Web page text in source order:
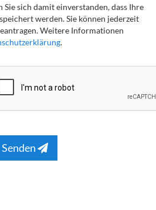
sich damit einverstanden, dass Ihre
werden. Sie können jederzeit
Weitere Informationen
.
Senden